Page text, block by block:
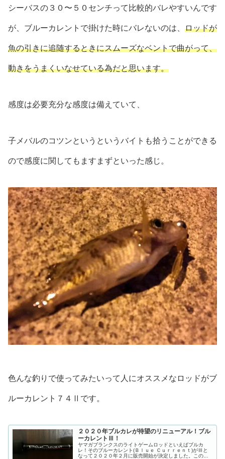
シーバスの３０〜５０センチって比較的バレやすいんです
が、ブルーカレントで掛けた時にバレないのは、 ロッドが
魚の引きに追随するときにスムーズなベントで曲がって、
動きをうまくいなせている為だと思います。
感度は必要充分な感度は備えていて、
子メバルのコツンというというバイトも拾うことができる
ので感度に関してもますまずといった感じ。
色んな釣りで使ってみたいって人にオススメなロッドがブ
ルーカレント７４Ⅱです。
２０２０年ブルカレが待望のリニューアル！ブル
ーカレントⅢ！
ヤマガブランクスのライトゲームロッドといえばブルカ
レ！そのブルーカレント(Ｂｌｕｅ Ｃｕｒｒｅｎｔ)がⅢと
なって２０２０年２月に販売開始が決定しました。この記